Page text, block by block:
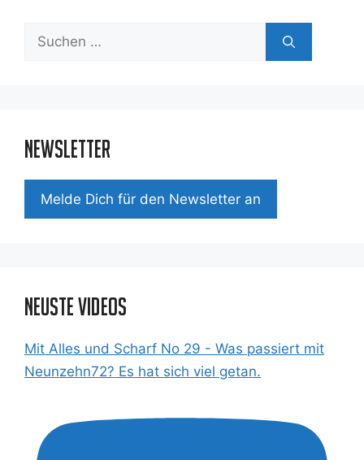
Suchen
Newsletter
Mel­de Dich für den News­let­ter an
Neuste Videos
Mit Alles und Scharf No 29 - Was passiert mit
Neunzehn72? Es hat sich viel getan.